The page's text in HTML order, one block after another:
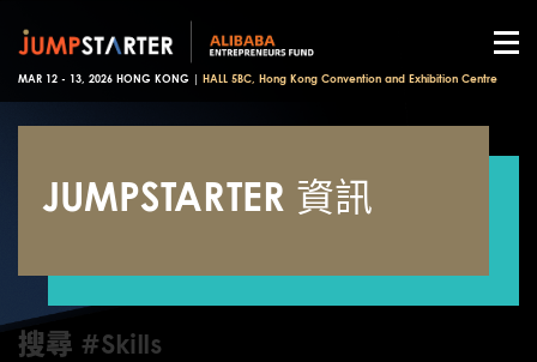
MAR 12 - 13, 2026 HONG KONG | HALL 5BC, Hong Kong Convention and Exhibition Centre
JUMPSTARTER 資訊
搜尋 #Skills